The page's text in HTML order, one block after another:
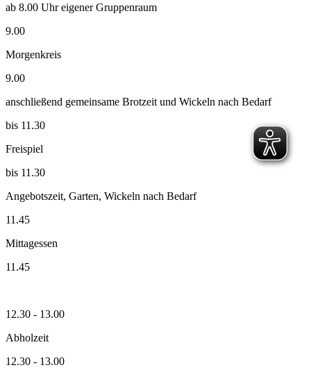
ab 8.00 Uhr eigener Gruppenraum
9.00
Morgenkreis
9.00
anschließend gemeinsame Brotzeit und Wickeln nach Bedarf
bis 11.30
Freispiel
bis 11.30
Angebotszeit, Garten, Wickeln nach Bedarf
11.45
Mittagessen
11.45
12.30 - 13.00
Abholzeit
12.30 - 13.00